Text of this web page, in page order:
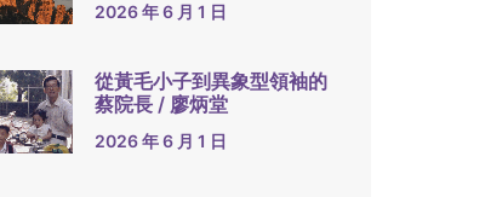
2026 年 6 月 1 日
從黃毛小子到異象型領袖的
蔡院長 / 廖炳堂
2026 年 6 月 1 日